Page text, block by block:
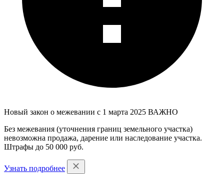
Новый закон о межевании с 1 марта 2025 ВАЖНО
Без межевания (уточнения границ земельного участка)
невозможна продажа, дарение или наследование участка.
Штрафы до 50 000 руб.
Узнать подробнее